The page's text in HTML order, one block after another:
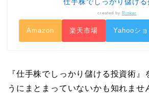
created by Rinker
Amazon 楽天市場 Yahooシ
『仕手株でしっかり儲ける投資術』
うにまとまっていないかも知れませ